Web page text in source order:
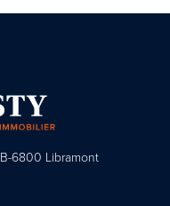
B-6800 Libramont